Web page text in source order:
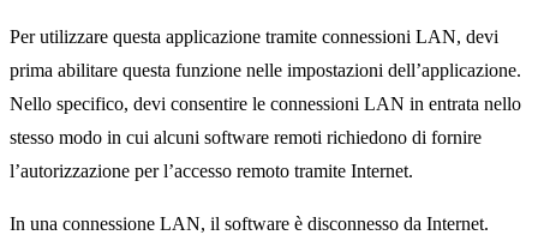
Per utilizzare questa applicazione tramite connessioni LAN, devi
prima abilitare questa funzione nelle impostazioni dell’applicazione.
Nello specifico, devi consentire le connessioni LAN in entrata nello
stesso modo in cui alcuni software remoti richiedono di fornire
l’autorizzazione per l’accesso remoto tramite Internet.
In una connessione LAN, il software è disconnesso da Internet.